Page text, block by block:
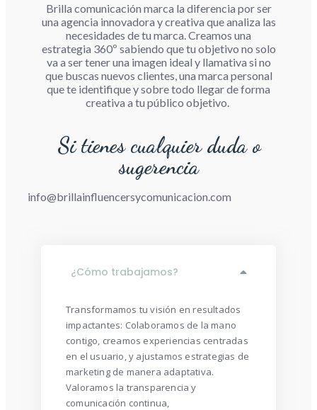
Brilla comunicación marca la diferencia por ser
una agencia innovadora y creativa que analiza las
necesidades de tu marca. Creamos una
estrategia 360º sabiendo que tu objetivo no solo
va a ser tener una imagen ideal y llamativa si no
que buscas nuevos clientes, una marca personal
que te identifique y sobre todo llegar de forma
creativa a tu público objetivo.
Si tienes cualquier duda o
sugerencia
info@brillainfluencersycomunicacion.com
¿Cómo trabajamos?
Transformamos tu visión en resultados
impactantes: Colaboramos de la mano
contigo, creamos experiencias centradas
en el usuario, y ajustamos estrategias de
marketing de manera adaptativa.
Valoramos la transparencia y
comunicación continua,